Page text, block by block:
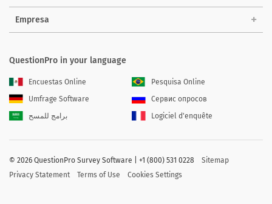
Empresa
QuestionPro in your language
Encuestas Online
Pesquisa Online
Umfrage Software
Сервис опросов
برامج للمسح
Logiciel d'enquête
© 2026 QuestionPro Survey Software | +1 (800) 531 0228
Sitemap
Privacy Statement
Terms of Use Cookies Settings